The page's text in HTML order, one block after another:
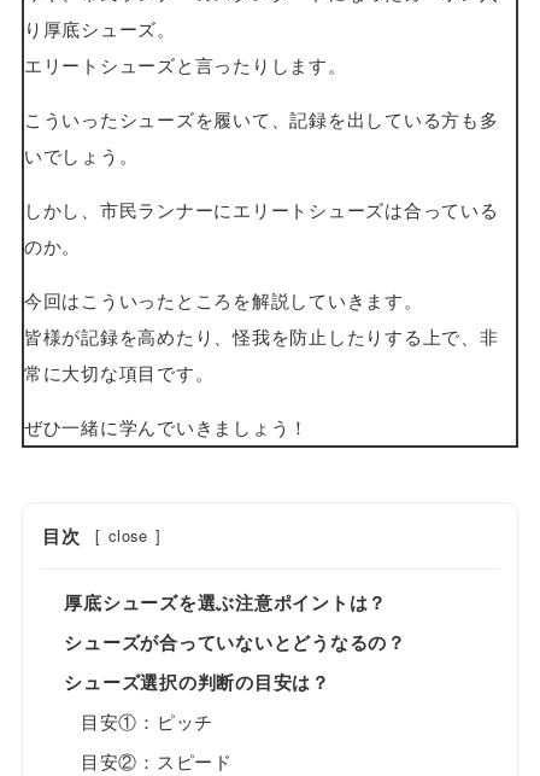
り厚底シューズ。
エリートシューズと言ったりします。
こういったシューズを履いて、記録を出している方も多
いでしょう。
しかし、市民ランナーにエリートシューズは合っている
のか。
今回はこういったところを解説していきます。
皆様が記録を高めたり、怪我を防止したりする上で、非
常に大切な項目です。
ぜひ一緒に学んでいきましょう！
目次 [ close ]
厚底シューズを選ぶ注意ポイントは？
シューズが合っていないとどうなるの？
シューズ選択の判断の目安は？
目安①：ピッチ
目安②：スピード